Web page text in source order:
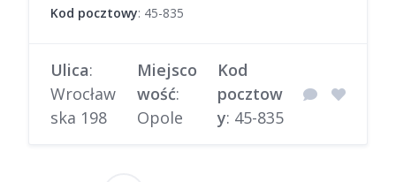
Kod pocztowy: 45-835
Ulica:
Wrocław
ska 198
Miejsco
wość:
Opole
Kod
pocztow
y: 45-835